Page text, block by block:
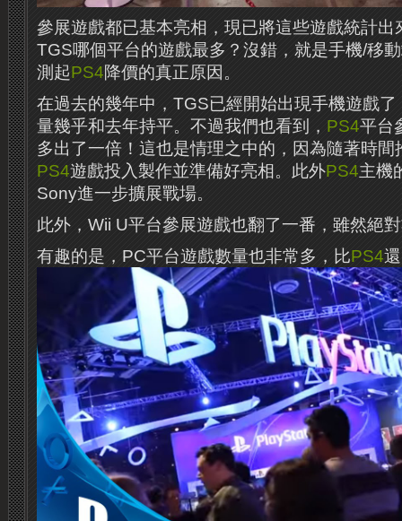
參展遊戲都已基本亮相，現已將這些遊戲統計出
TGS哪個平台的遊戲最多？沒錯，就是手機/移
測起PS4降價的真正原因。
在過去的幾年中，TGS已經開始出現手機遊戲
量幾乎和去年持平。不過我們也看到， PS4平台
多出了一倍！這也是情理之中的，因為隨著時
PS4遊戲投入製作並準備好亮相。此外PS4主機
Sony進一步擴展戰場。
此外，Wii U平台參展遊戲也翻了一番，雖然絕
有趣的是，PC平台遊戲數量也非常多，比PS4